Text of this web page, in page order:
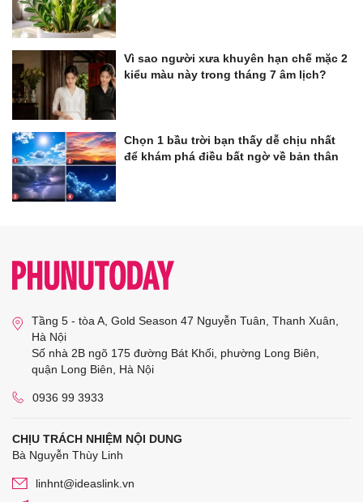
Vì sao người xưa khuyên hạn chế mặc 2
kiểu màu này trong tháng 7 âm lịch?
Chọn 1 bầu trời bạn thấy dễ chịu nhất
để khám phá điều bất ngờ về bản thân
Tầng 5 - tòa A, Gold Season 47 Nguyễn Tuân, Thanh Xuân,
Hà Nội
Số nhà 2B ngõ 175 đường Bát Khối, phường Long Biên,
quận Long Biên, Hà Nội
0936 99 3933
CHỊU TRÁCH NHIỆM NỘI DUNG
Bà Nguyễn Thùy Linh
linhnt@ideaslink.vn